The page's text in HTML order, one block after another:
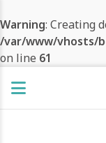
Warning: Creating
/var/www/vhosts/
on line 61